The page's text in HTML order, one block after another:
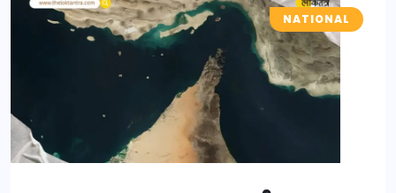
NATIONAL